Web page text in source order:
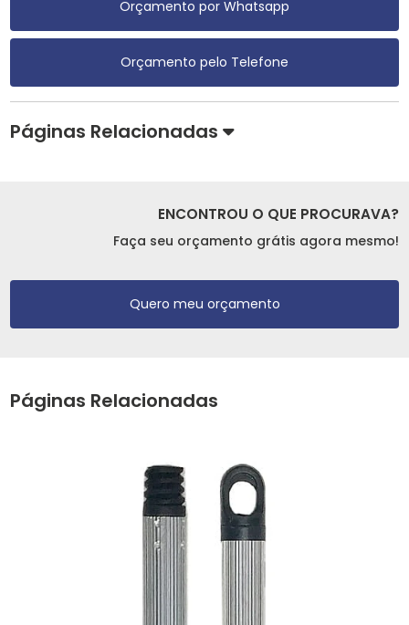
Orçamento por Whatsapp
Orçamento pelo Telefone
Páginas Relacionadas
ENCONTROU O QUE PROCURAVA?
Faça seu orçamento grátis agora mesmo!
Quero meu orçamento
Páginas Relacionadas